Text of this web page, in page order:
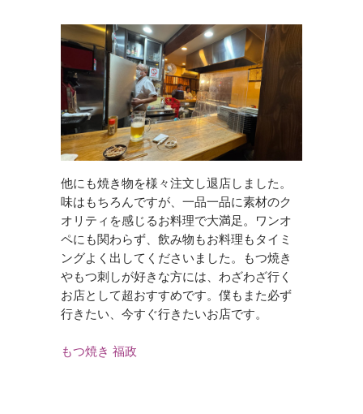
他にも焼き物を様々注文し退店しました。
味はもちろんですが、一品一品に素材のク
オリティを感じるお料理で大満足。ワンオ
ペにも関わらず、飲み物もお料理もタイミ
ングよく出してくださいました。もつ焼き
やもつ刺しが好きな方には、わざわざ行く
お店として超おすすめです。僕もまた必ず
行きたい、今すぐ行きたいお店です。
もつ焼き 福政